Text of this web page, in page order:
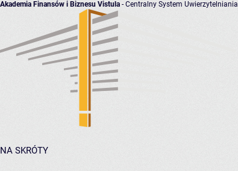
Akademia Finansów i Biznesu Vistula - Centralny System Uwierzytelniania
NA SKRÓTY